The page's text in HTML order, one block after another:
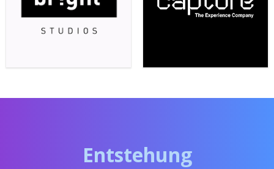
Entstehung